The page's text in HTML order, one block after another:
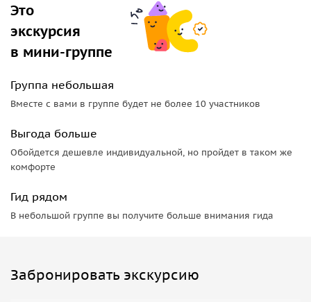
Это
экскурсия
в мини-группе
Группа небольшая
Вместе с вами в группе будет не более 10 участников
Выгода больше
Обойдется дешевле индивидуальной, но пройдет в таком же
комфорте
Гид рядом
В небольшой группе вы получите больше внимания гида
Забронировать экскурсию